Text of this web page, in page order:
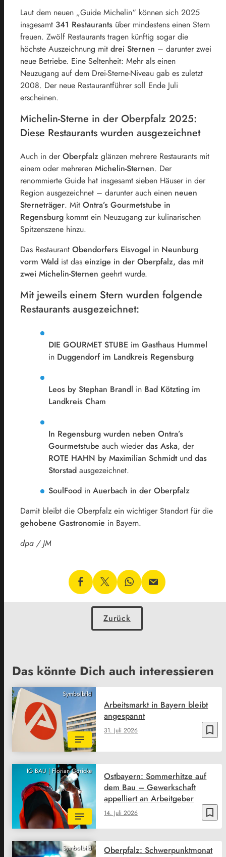
Laut dem neuen „Guide Michelin“ können sich 2025
insgesamt 341 Restaurants über mindestens einen Stern
freuen. Zwölf Restaurants tragen künftig sogar die
höchste Auszeichnung mit drei Sternen – darunter zwei
neue Betriebe. Eine Seltenheit: Mehr als einen
Neuzugang auf dem Drei-Sterne-Niveau gab es zuletzt
2008. Der neue Restaurantführer soll Ende Juli
erscheinen.
Michelin-Sterne in der Oberpfalz 2025:
Diese Restaurants wurden ausgezeichnet
Auch in der Oberpfalz glänzen mehrere Restaurants mit
einem oder mehreren Michelin-Sternen. Der
renommierte Guide hat insgesamt sieben Häuser in der
Region ausgezeichnet – darunter auch einen neuen
Sterneträger. Mit Ontra’s Gourmetstube in
Regensburg kommt ein Neuzugang zur kulinarischen
Spitzenszene hinzu.
Das Restaurant Obendorfers Eisvogel in Neunburg
vorm Wald ist das einzige in der Oberpfalz, das mit
zwei Michelin-Sternen geehrt wurde.
Mit jeweils einem Stern wurden folgende
Restaurants ausgezeichnet:
DIE GOURMET STUBE im Gasthaus Hummel
in Duggendorf im Landkreis Regensburg
Leos by Stephan Brandl in Bad Kötzting im
Landkreis Cham
In Regensburg wurden neben Ontra’s
Gourmetstube auch wieder das Aska, der
ROTE HAHN by Maximilian Schmidt und das
Storstad ausgezeichnet.
SoulFood in Auerbach in der Oberpfalz
Damit bleibt die Oberpfalz ein wichtiger Standort für die
gehobene Gastronomie in Bayern.
dpa / JM
Zurück
Das könnte Dich auch interessieren
Symbolbild
bookmark_border
31. Juli 2026
Arbeitsmarkt in Bayern bleibt
angespannt
IG BAU | Florian Göricke
bookmark_border
14. Juli 2026
Ostbayern: Sommerhitze auf
dem Bau – Gewerkschaft
appelliert an Arbeitgeber
Symbolbild
Oberpfalz: Schwerpunktmonat